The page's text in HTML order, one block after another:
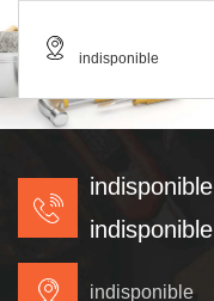
indisponible
indisponible
indisponible
indisponible